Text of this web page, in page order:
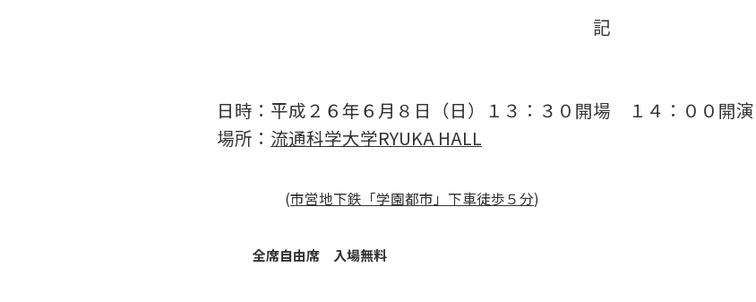
記
日時：平成２６年６月８日（日）１３：３０開場 １４：００開演
場所： 流通科学大学RYUKA HALL
(市営地下鉄「学園都市」下車徒歩５分)
全席自由席 入場無料